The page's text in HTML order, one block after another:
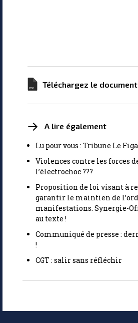
Téléchargez le document
A lire également
Lu pour vous : Tribune Le
Violences contre les forces
l’électrochoc ???
Proposition de loi visant à
garantir le maintien de
manifestations. Synergie-
au texte !
Communiqué de presse :
!
CGT : salir sans réfléchir